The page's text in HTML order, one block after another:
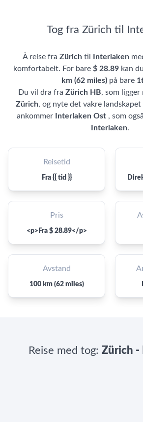
Tog fra Zürich til
Å reise fra Zürich til Interlaken
komfortabelt. For bare $ 28.89 kan
km (62 miles) på bare
Du vil dra fra Zürich HB, som
Zürich, og nyte det vakre landskapet
ankommer
Interlaken Ost , som
Interlaken.
Reisetid
Fra {{ tid }}
Pris
<p>Fra $ 28.89</p>
Avstand
100 km (62 miles)
Reise med tog: Zürich -